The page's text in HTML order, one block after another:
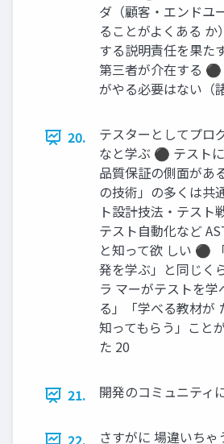
ダ（顧客・エンドユ
ることがよくある か
する説明責任を果た
第三者が介在する
がやる必要はない（
20.
テスターとしてプロ
なと学ぶ ⚫ テスト
品質保証の側面があ
の技術」の多くは共
ト設計技法・テスト
テスト自動化など
と知って欲 しい ⚫
発を学ぶ」と同じく
ラ マーがテストを学
る」「学べる教材が
知ってもらう」こと
た 20
21. 開発のコミュニティ
さすがに 場違いちゃ